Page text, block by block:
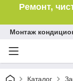
Ремонт,
Монтаж
Каталог